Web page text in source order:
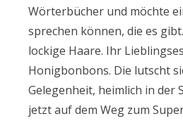
Wörterbücher und möchte
sprechen können, die es
lockige Haare. Ihr
Honigbonbons. Die lutscht
Gelegenheit, heimlich in der
jetzt auf dem Weg zum